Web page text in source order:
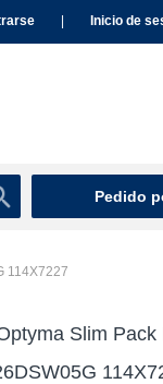
Inicio de
Pedido
114X7227
Slim